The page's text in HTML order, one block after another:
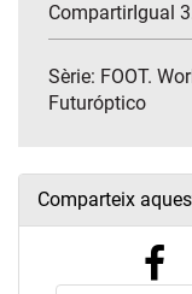
CompartirIgual
Sèrie: FOOT.
Futuróptico
Comparteix